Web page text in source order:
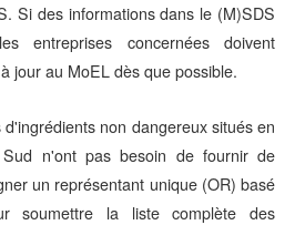
Si des informations dans le (M)SDS
entreprises concernées doivent
jour au MoEL dès que possible.
non dangereux situés en
n'ont pas besoin de fournir de
un représentant unique (OR) basé
soumettre la liste complète des